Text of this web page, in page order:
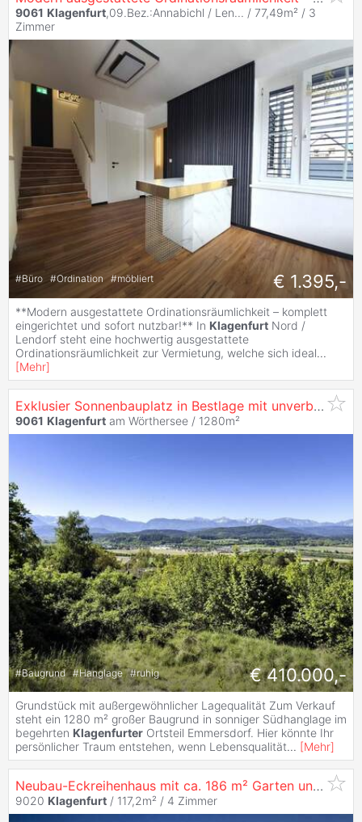
9061 Klagenfurt,09.Bez.:Annabichl / Len... / 77,49m² / 3
Zimmer
#Büro #Ordination #möbliert € 1.395,-
**Modern ausgestattete Ordinationsräumlichkeit – komplett
eingerichtet und sofort nutzbar!** In Klagenfurt Nord /
Lendorf steht eine hochwertig ausgestattete
Ordinationsräumlichkeit zur Vermietung, welche sich ideal...
[Mehr]
Exklusier Sonnenbauplatz in Bestlage mit unverbaubarem Bergblick
9061 Klagenfurt am Wörthersee / 1280m²
#Baugrund #Hanglage #ruhig € 410.000,-
Grundstück mit außergewöhnlicher Lagequalität Zum Verkauf
steht ein 1280 m² großer Baugrund in sonniger Südhanglage im
begehrten Klagenfurter Ortsteil Emmersdorf. Hier könnte Ihr
persönlicher Traum entstehen, wenn Lebensqualität... [Mehr]
Neubau-Eckreihenhaus mit ca. 186 m² Garten und Weitblick in
9020 Klagenfurt / 117,2m² / 4 Zimmer